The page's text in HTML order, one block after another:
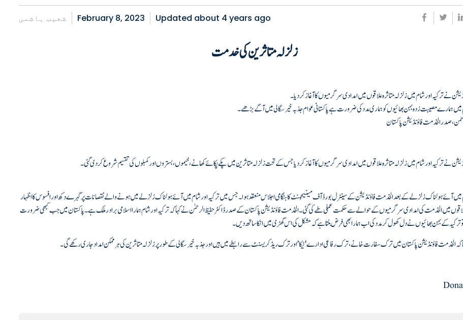
شعیب ہاشمی February 8, 2023 Updated about 4 years ago
زلزلہ متاثرین کی خدمت
نے ترکیہ اور شام میں زلزلہ متاثرہ علاقوں میں امدادی سرگرمیوں کا آغاز کر دیا۔
میں ہمارے مصیبت زدہ بہن بھائیوں کو ہماری مدد کی ضرورت ہے پاکستانی عوام جذبہ خیر سگالی میں آگے بڑھے۔
الخدمت فاؤنڈیشن پاکستان
نے ترکیہ اور شام میں زلزلہ متاثرہ علاقوں میں امدادی سرگرمیوں کا آغاز کر دیا جس کے تحت زلزلہ متاثرین میں پکے پکائے کھانے، خیموں ،بستروں اور کمبلوں کی تقسیم شروع کر دی گئی۔
میں آئے ہولناک زلزلے کے بعد الخدمت فاؤنڈیشن کے سینٹرل بورڈ آف مینیجمنٹ کا ہنگامی اجلاس منعقد ہوا۔ جس میں ترکیہ اور شام میں آئے ہولناک زلزلے میں ہونے والے نقصانات پر گہرے دکھ اور افسوس کا اظہار
علاقوں میں الخدمت کی امدادی سرگرمیوں کے حوالے سے حکمت عملی طے کی گئی۔ الخدمت فاؤنڈیشن پاکستان کے صدر ڈاکٹر حفیظ الرحمٰن نے کہا کہ ترکیہ اور شام ہمارا اسلامی برادر ملک ہے۔ پاکستان میں جب کبھی ضرورت
ترکیہ کے بہن بھائیوں نے دل کھول کر مدد کی اب ہمارا بھی فرض بنتا ہے کہ مشکل کی اس گھڑی میں انکا ساتھ دیں۔
الخدمت فاؤنڈیشن پاکستان میں ترک سفارت خانے، ترک رفاعی ادارے 'ٹیکا' اور ترک ریڈ کریسنٹ سے رابطے میں ہیں اور جذبہ خیر سگالی کے طور پر زلزلہ متاثرین کی ہر ممکن امداد جاری رکھے گی۔